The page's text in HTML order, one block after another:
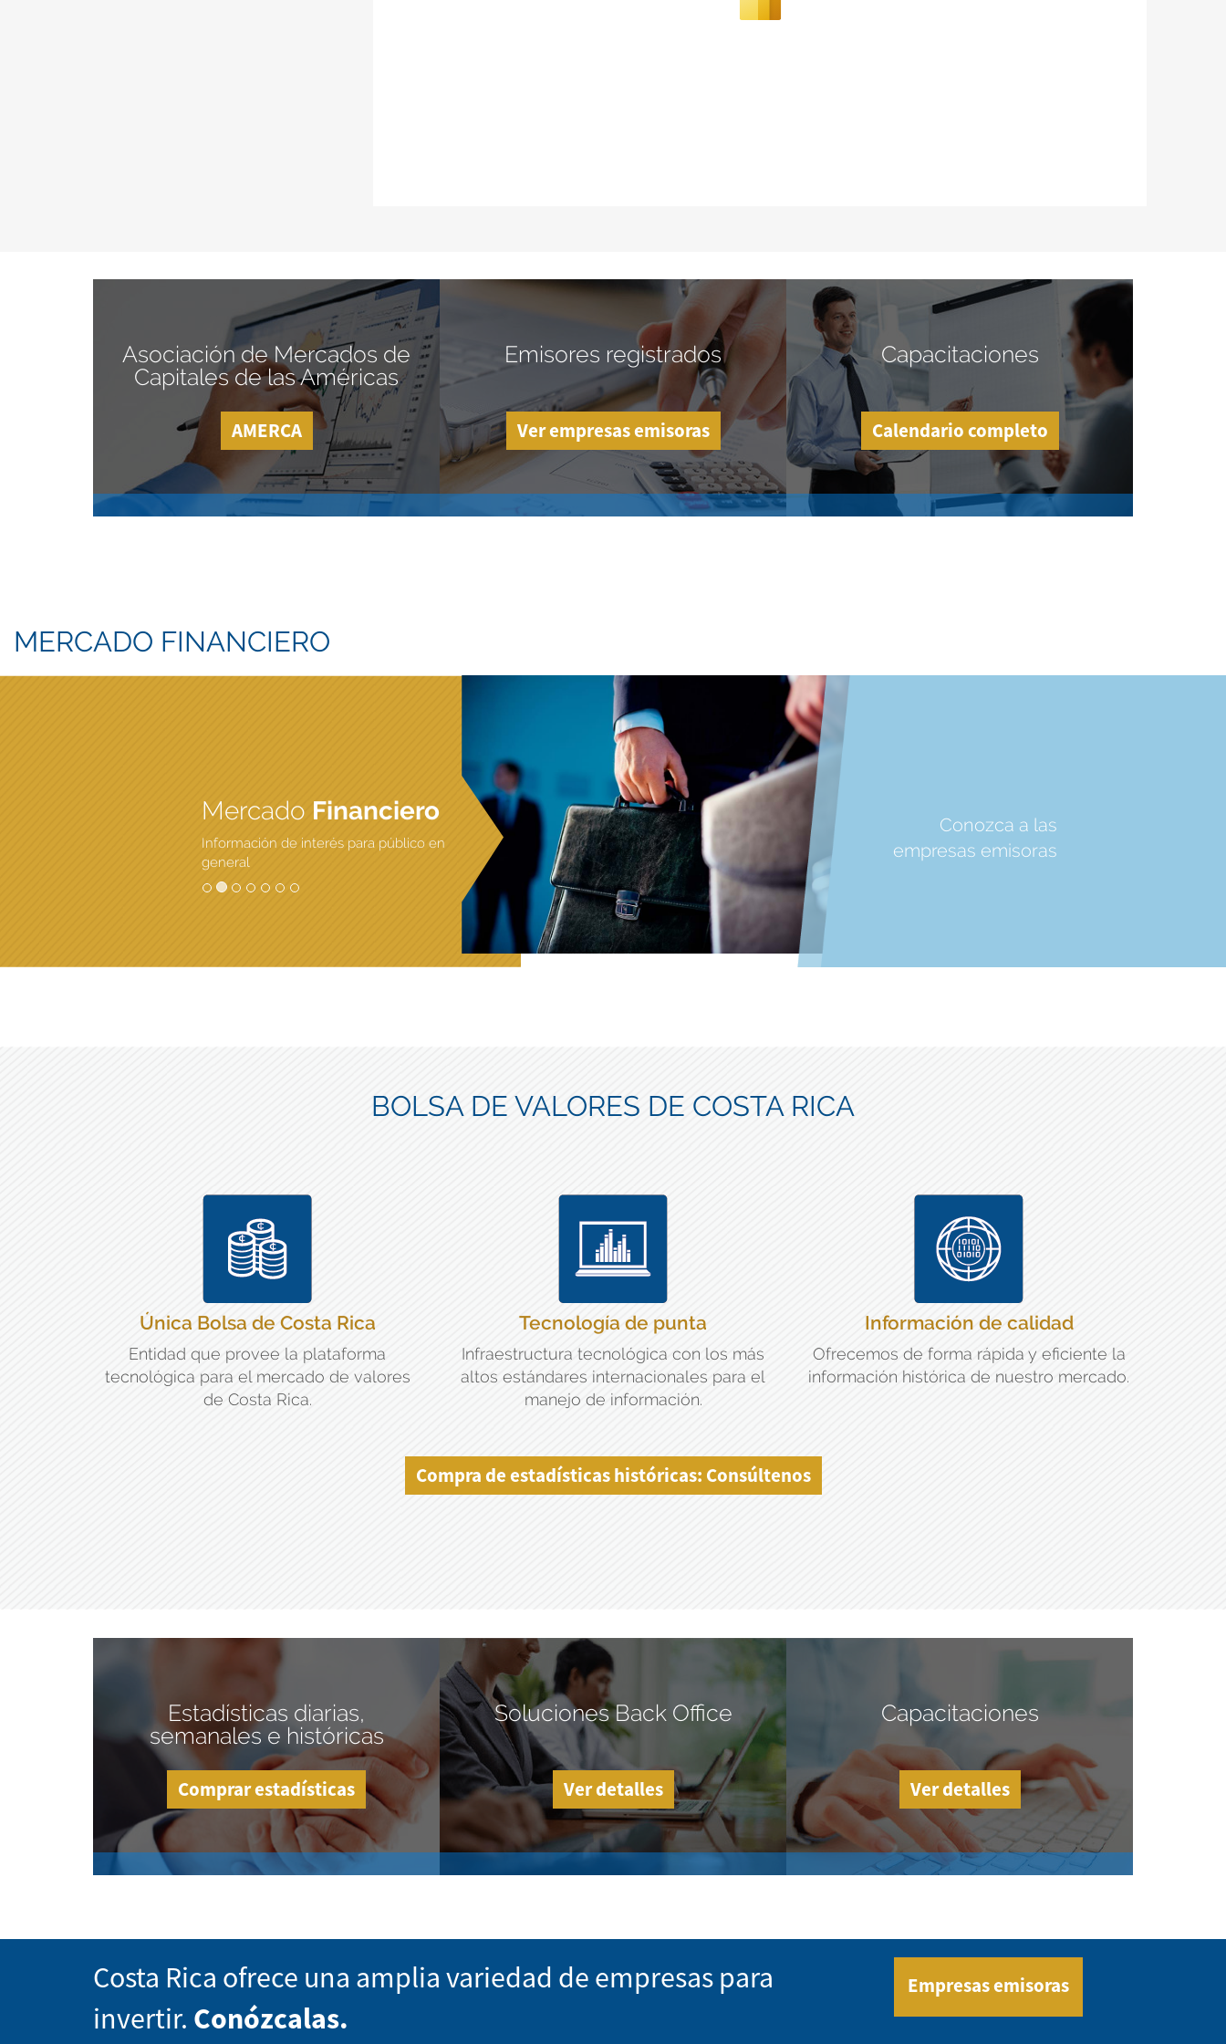
Asociación de Mercados de
Capitales de las Américas
AMERCA
Emisores registrados
Ver empresas emisoras
Capacitaciones
Calendario completo
MERCADO FINANCIERO
Mercado Financiero
Información de interés para público en
general
Conozca a las
empresas emisoras
BOLSA DE VALORES DE COSTA RICA
Única Bolsa de Costa Rica
Entidad que provee la plataforma
tecnológica para el mercado de valores
de Costa Rica.
Tecnología de punta
Infraestructura tecnológica con los más
altos estándares internacionales para el
manejo de información.
Información de calidad
Ofrecemos de forma rápida y eficiente la
información histórica de nuestro mercado.
Compra de estadísticas históricas: Consúltenos
Estadísticas diarias,
semanales e históricas
Comprar estadísticas
Soluciones Back Office
Ver detalles
Capacitaciones
Ver detalles
Costa Rica ofrece una amplia variedad de empresas para
invertir. Conózcalas.
Empresas emisoras